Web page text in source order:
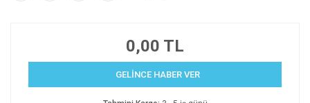
0,00 TL
GELİNCE HABER VER